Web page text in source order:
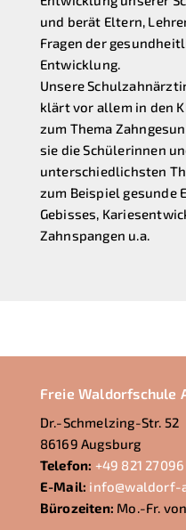
und berät Eltern,
Fragen der
Entwicklung.
Unsere
klärt vor allem in den
zum Thema
sie die Schülerinnen
unterschiedlichsten
zum Beispiel gesunde
Gebisses,
Zahnspangen u.a.
Freie Waldorfschule
Dr.-Schmelzing-Str. 52
86169 Augsburg
Telefon: +49 821
E-Mail: info@waldorf-
Bürozeiten: Mo.-Fr.